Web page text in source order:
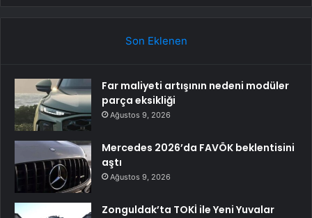
Son Eklenen
Far maliyeti artışının nedeni modüler
parça eksikliği
Ağustos 9, 2026
Mercedes 2026’da FAVÖK beklentisini
aştı
Ağustos 9, 2026
Zonguldak’ta TOKİ ile Yeni Yuvalar